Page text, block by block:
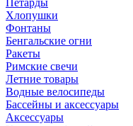
Петарды
Хлопушки
Фонтаны
Бенгальские огни
Ракеты
Римские свечи
Летние товары
Водные велосипеды
Бассейны и аксессуары
Аксессуары